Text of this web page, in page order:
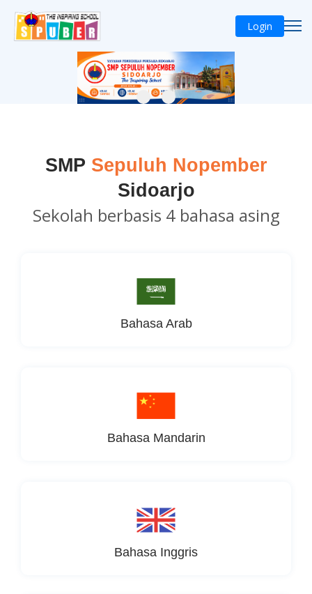
Login
SMP Sepuluh Nopember
Sidoarjo
Sekolah berbasis 4 bahasa asing
Bahasa Arab
Bahasa Mandarin
Bahasa Inggris